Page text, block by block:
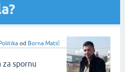
od Borna Matić
za spornu